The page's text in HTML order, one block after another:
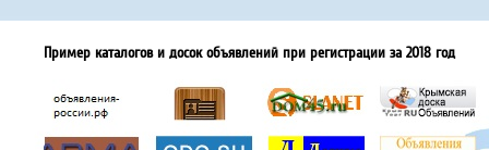
Пример каталогов и досок объявлений при регистрации за 2018 год